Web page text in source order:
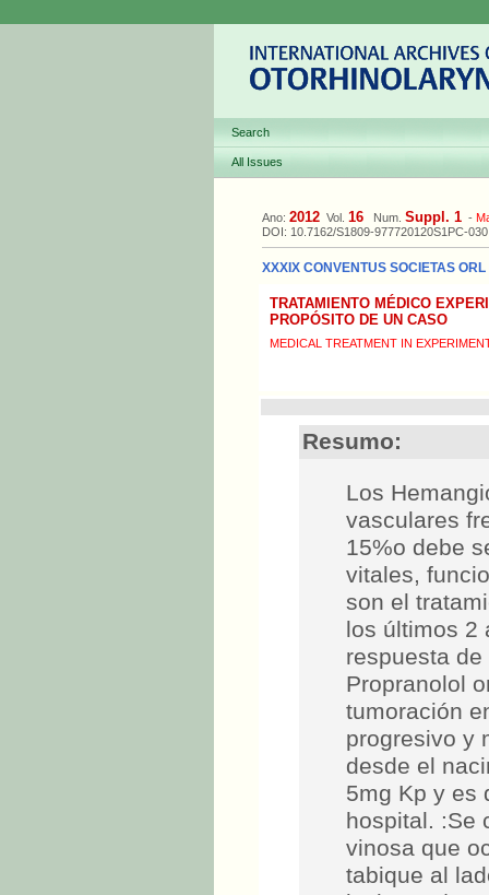
Search
All Issues
Ano: 2012 Vol. 16 Num. Suppl. 1 -
DOI: 10.7162/S1809-977720120S1PC-030
XXXIX CONVENTUS SOCIETAS
TRATAMIENTO MÉDICO
PROPÓSITO DE UN CASO
MEDICAL TREATMENT IN
Resumo:
Los
vasculares
15%o debe
vitales,
son el
los últimos 2
respuesta
Propranolol
tumoración
progresivo y
desde el
5mg Kp y es
hospital. :Se
vinosa que
tabique al